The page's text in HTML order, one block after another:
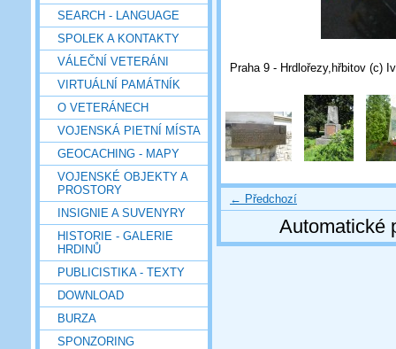
SEARCH - LANGUAGE
SPOLEK A KONTAKTY
VÁLEČNÍ VETERÁNI
VIRTUÁLNÍ PAMÁTNÍK
O VETERÁNECH
VOJENSKÁ PIETNÍ MÍSTA
GEOCACHING - MAPY
VOJENSKÉ OBJEKTY A
PROSTORY
INSIGNIE A SUVENYRY
HISTORIE - GALERIE
HRDINŮ
PUBLICISTIKA - TEXTY
DOWNLOAD
BURZA
SPONZORING
Praha 9 - Hrdlořezy,hřbitov (c)
← Předchozí
Automatické